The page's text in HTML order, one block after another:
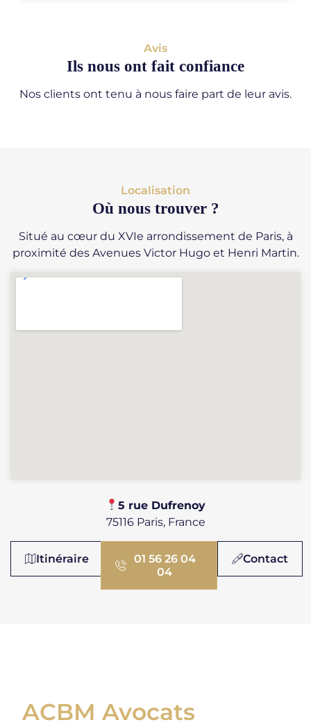
Avis
Ils nous ont fait confiance
Nos clients ont tenu à nous faire part de leur avis.
Localisation
Où nous trouver ?
Situé au cœur du XVIe arrondissement de Paris, à
proximité des Avenues Victor Hugo et Henri Martin.
​​5 rue Dufrenoy
75116 Paris, France
Itinéraire
01 56 26 04
04
Contact
ACBM Avocats